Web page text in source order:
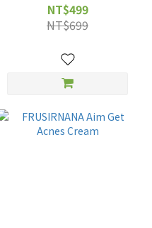
NT$499
NT$699